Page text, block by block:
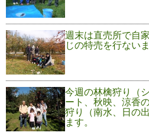
週末は直売所で自
じの特売を行ないま
今週の林檎狩り（
ート、秋映、涼香
狩り（南水、日の
ます。